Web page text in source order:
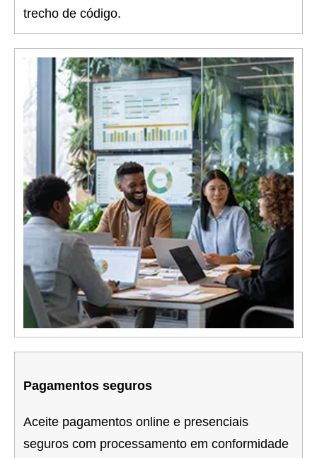
trecho de código.
Pagamentos seguros
Aceite pagamentos online e presenciais
seguros com processamento em conformidade